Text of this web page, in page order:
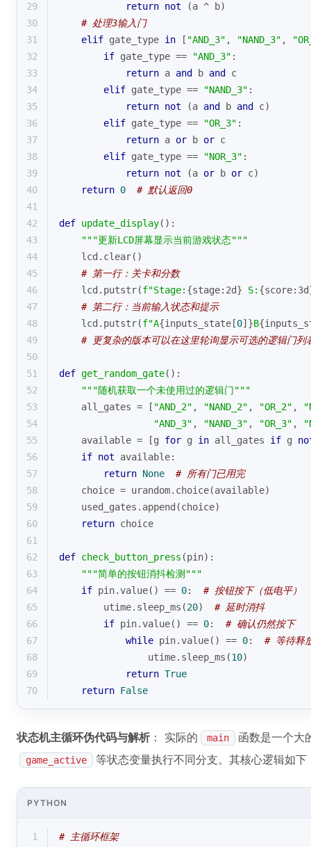
29 return not (a ^ b)
30
# 处理3输入门
31
elif gate_type in [ "AND_3" , "NAND_3" ,
32
if gate_type == "AND_3" :
33
return a and b and
c
34
elif gate_type == "NAND_3" :
35
return not (a and b and
c)
36
elif gate_type == "OR_3" :
37
return a or b or c
38
elif gate_type == "NOR_3" :
39
return not (a or b or c)
40
return 0
# 默认返回0
41
42
def update_display():
43
"""更新LCD屏幕显示当前游戏状态"""
44
    lcd.clear()
45
# 第一行：关卡和分数
46
    lcd.putstr(
f"Stage: {stage:2d} S:
47
# 第二行：当前输入状态和提示
48
    lcd.putstr(
f"A{inputs_state[0]}B
49
# 更复杂的版本可以在这里轮询显示可选的逻辑门列
50
51
def get_random_gate():
52
"""随机获取一个未使用过的逻辑门"""
53
    all_gates = [
"AND_2" , "NAND_2" , "OR_2" ,
54
"AND_3" , "NAND_3" , "OR_3" ,
55
    available = [g
for g in all_gates if g
56
if not available:
57
return None
# 所有门已用完
58
    choice = urandom.choice(available)
59
    used_gates.append(choice)
60
return choice
61
62
def check_button_press (pin):
63
"""简单的按钮消抖检测"""
64
if pin.value() == 0: # 按钮按下（低电平）
65
        utime.sleep_ms(
20) # 延时消抖
66
if pin.value() == 0: # 确认仍然按下
67
while pin.value() == 0: # 等待释
68
                utime.sleep_ms(
10)
69
return True
70
return False
状态机主循环伪代码与解析 ： 实际的 main 函数是一个大
game_active 等状态变量执行不同分支。其核心逻辑如下
PYTHON
1
# 主循环框架